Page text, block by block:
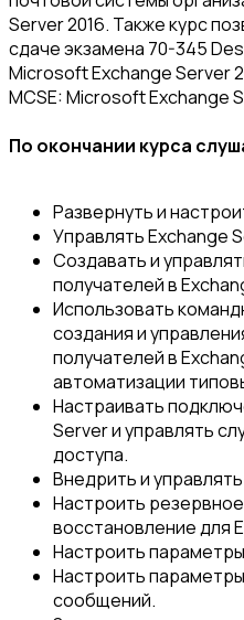
Server 2016. Также курс
сдаче экзамена 70-345
Microsoft Exchange Server
MCSE: Microsoft Exchange
По окончании курса
Развернуть и
Управлять Exchange
Создавать и
получателей в
Использовать
создания и
получателей в
автоматизации
Настраивать
Server и управлять
доступа.
Внедрить и
Настроить
восстановление для
Настроить
Настроить
сообщений.